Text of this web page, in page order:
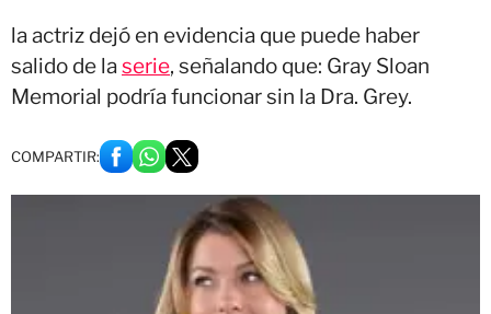
la actriz dejó en evidencia que puede haber
salido de la serie, señalando que: Gray Sloan
Memorial podría funcionar sin la Dra. Grey.
COMPARTIR: